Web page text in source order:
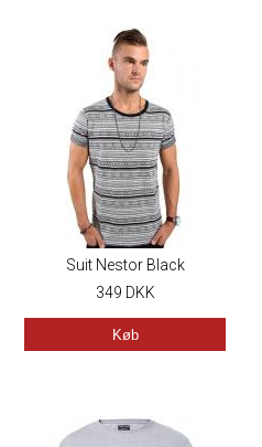
Suit Nestor Black
349 DKK
Køb